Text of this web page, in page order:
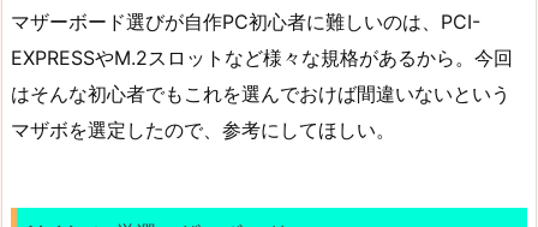
マザーボード選びが自作PC初心者に難しいのは、PCI-
EXPRESSやM.2スロットなど様々な規格があるから。今回
はそんな初心者でもこれを選んでおけば間違いないという
マザボを選定したので、参考にしてほしい。